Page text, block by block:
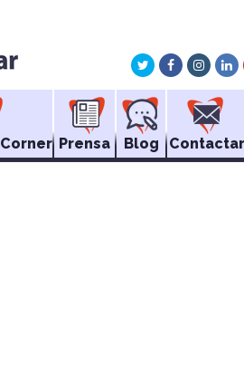
TwitterFacebook
Prensa Blog Contactar